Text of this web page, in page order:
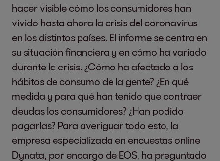
hacer visible cómo los consumidores han
vivido hasta ahora la crisis del coronavirus
en los distintos países. El informe se centra en
su situación financiera y en cómo ha variado
durante la crisis. ¿Cómo ha afectado a los
hábitos de consumo de la gente? ¿En qué
medida y para qué han tenido que contraer
deudas los consumidores? ¿Han podido
pagarlas? Para averiguar todo esto, la
empresa especializada en encuestas online
Dynata, por encargo de EOS, ha preguntado